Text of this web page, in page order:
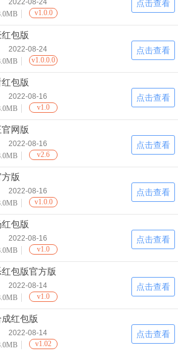
2022-08-24
v1.0.0
点击查看
包版
2022-08-24
v1.0.0.0
点击查看
包版
2022-08-16
v1.0
点击查看
网版
2022-08-16
v2.6
点击查看
版
2022-08-16
v1.0.0
点击查看
包版
2022-08-16
v1.0
点击查看
包版官方版
2022-08-14
v1.0
点击查看
红包版
2022-08-14
v1.02
点击查看